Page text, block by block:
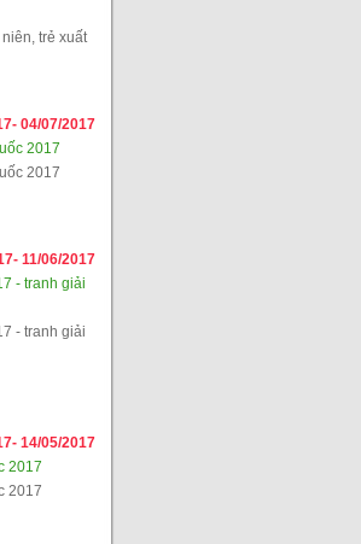
trẻ xuất
04/07/2017
2017
2017
11/06/2017
- tranh giải
- tranh giải
14/05/2017
2017
2017